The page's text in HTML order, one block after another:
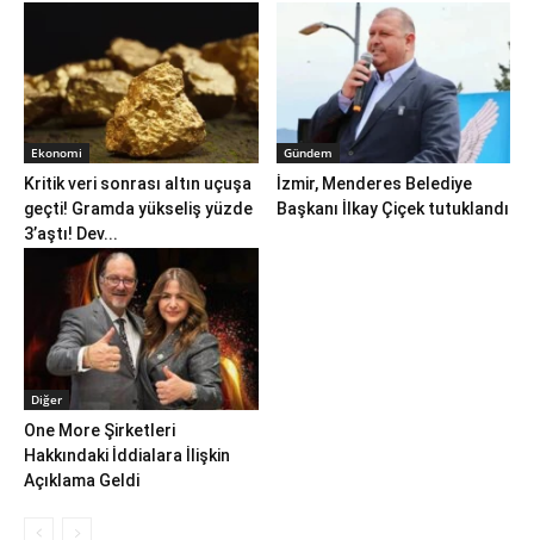
Ekonomi
Kritik veri sonrası altın uçuşa
geçti! Gramda yükseliş yüzde
3’aştı! Dev...
Gündem
İzmir, Menderes Belediye
Başkanı İlkay Çiçek tutuklandı
Diğer
One More Şirketleri
Hakkındaki İddialara İlişkin
Açıklama Geldi